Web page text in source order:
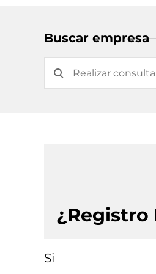
Buscar empresa
¿Registro
Si